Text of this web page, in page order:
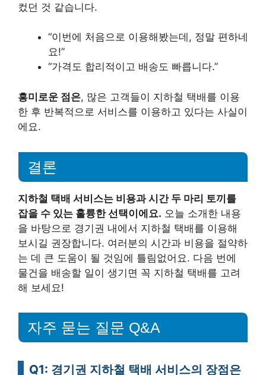
컸던 것 같습니다.
“이번에 처음으로 이용해봤는데, 정말 편하네
요!”
“가격도 합리적이고 배송도 빠릅니다.”
흥미로운 점은, 많은 고객들이 지하철 택배를 이용
한 후 반복적으로 서비스를 이용하고 있다는 사실이
에요.
결론
지하철 택배 서비스는 비용과 시간 두 마리 토끼를
잡을 수 있는 훌륭한 선택이에요. 오늘 소개한 내용
을 바탕으로 경기권 내에서 지하철 택배를 이용해
보시길 권장합니다. 여러분의 시간과 비용을 절약하
는 데 큰 도움이 될 것임에 틀림없어요. 다음 번에
물건을 배송할 일이 생기면 꼭 지하철 택배를 고려
해 보세요!
자주 묻는 질문 Q&A
Q1: 경기권 지하철 택배 서비스의 장점은